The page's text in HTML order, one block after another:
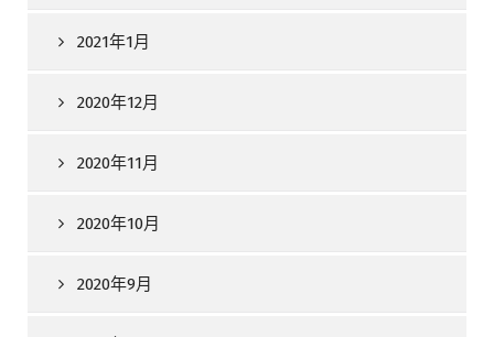
2021年1月
2020年12月
2020年11月
2020年10月
2020年9月